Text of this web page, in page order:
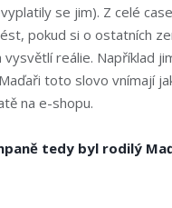
se jim). Z celé
pokud si o ostatních
reálie. Například
toto slovo vnímají
na e-shopu.
tedy byl rodilý